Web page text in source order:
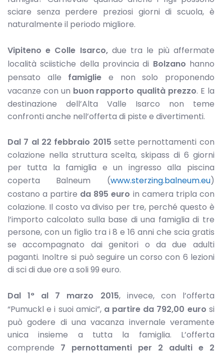
sciare senza perdere preziosi giorni di scuola, è
naturalmente il periodo migliore.
Vipiteno e Colle Isarco, due tra le più affermate
località sciistiche della provincia di Bolzano hanno
pensato alle famiglie e non solo proponendo
vacanze con un buon rapporto qualità prezzo. E la
destinazione dell’Alta Valle Isarco non teme
confronti anche nell’offerta di piste e divertimenti.
Dal 7 al 22 febbraio 2015 sette pernottamenti con
colazione nella struttura scelta, skipass di 6 giorni
per tutta la famiglia e un ingresso alla piscina
coperta Balneum (www.sterzing.balneum.eu)
costano a partire da 895 euro in camera tripla con
colazione. Il costo va diviso per tre, perché questo è
l’importo calcolato sulla base di una famiglia di tre
persone, con un figlio tra i 8 e 16 anni che scia gratis
se accompagnato dai genitori o da due adulti
paganti. Inoltre si può seguire un corso con 6 lezioni
di sci di due ore a soli 99 euro.
Dal 1° al 7 marzo 2015, invece, con l’offerta
“Pumuckl e i suoi amici”, a partire da 792,00 euro si
può godere di una vacanza invernale veramente
unica insieme a tutta la famiglia. L’offerta
comprende 7 pernottamenti per 2 adulti e 2